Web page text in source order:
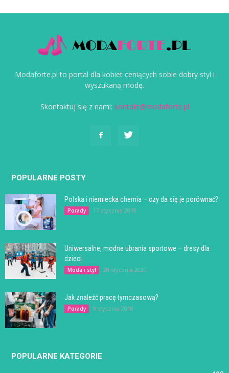
Modaforte.pl to portal dla kobiet ceniących sobie dobry styl i
wyszukaną modę.
Skontaktuj się z nami: kontakt@modaforte.pl
POPULARNE POSTY
Polska i niemiecka chemia – czy da się je porównać?
Porady 17 stycznia 2018
Uniwersalne, modne ubrania sportowe – dresy dla
dzieci
Moda i styl 20 stycznia 2020
Jak znaleźć pracę tymczasową?
Porady 9 stycznia 2018
POPULARNE KATEGORIE